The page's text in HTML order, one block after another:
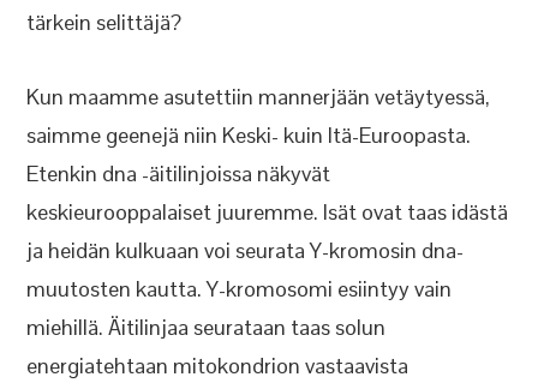
tärkein selittäjä?
Kun maamme asutettiin mannerjään vetäytyessä,
saimme geenejä niin Keski- kuin Itä-Euroopasta.
Etenkin dna -äitilinjoissa näkyvät
keskieurooppalaiset juuremme. Isät ovat taas idästä
ja heidän kulkuaan voi seurata Y-kromosin dna-
muutosten kautta. Y-kromosomi esiintyy vain
miehillä. Äitilinjaa seurataan taas solun
energiatehtaan mitokondrion vastaavista